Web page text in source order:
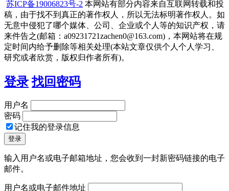
苏ICP备19006823号-2 本网站有部分内容来自互联网转载和投
稿，由于找不到真正的著作权人，所以无法标明著作权人。如
无意中侵犯了哪个媒体、公司、企业或个人等的知识产权，请
来件告之(邮箱：a09231721zachen0@163.com)，本网站将在规
定时间内给予删除等相关处理(本站文章仅供个人个人学习、
研究或者欣赏，版权归作者所有)。
登录 找回密码
用户名
密码
记住我的登录信息
输入用户名或电子邮箱地址，您会收到一封新密码链接的电子
邮件。
用户名或电子邮件地址